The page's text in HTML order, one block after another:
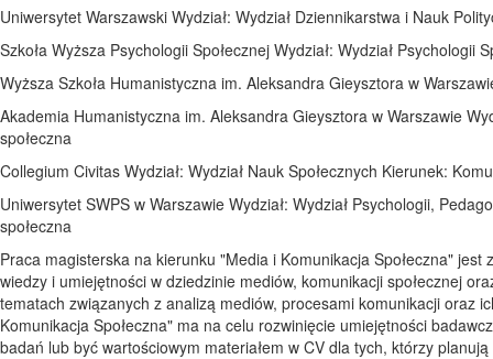
Uniwersytet Warszawski Wydział: Wydział Dziennikarstwa i Nauk
Szkoła Wyższa Psychologii Społecznej Wydział: Wydział
Wyższa Szkoła Humanistyczna im. Aleksandra Gieysztora w
Akademia Humanistyczna im. Aleksandra Gieysztora w Warszawie
społeczna
Collegium Civitas Wydział: Wydział Nauk Społecznych Kierunek:
Uniwersytet SWPS w Warszawie Wydział: Wydział Psychologii,
społeczna
Praca magisterska na kierunku "Media i Komunikacja Społeczna"
wiedzy i umiejętności w dziedzinie mediów, komunikacji społecznej
tematach związanych z analizą mediów, procesami komunikacji oraz
Komunikacja Społeczna" ma na celu rozwinięcie umiejętności
badań lub być wartościowym materiałem w CV dla tych, którzy